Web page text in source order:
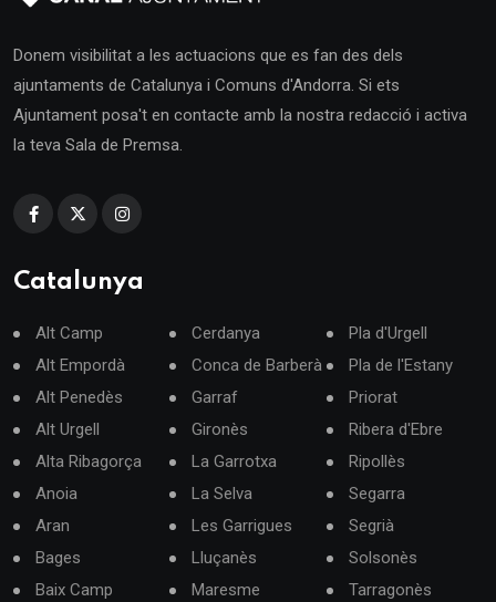
Donem visibilitat a les actuacions que es fan des dels
ajuntaments de Catalunya i Comuns d'Andorra. Si ets
Ajuntament posa't en contacte amb la nostra redacció i activa
la teva Sala de Premsa.
Catalunya
Alt Camp
Alt Empordà
Alt Penedès
Alt Urgell
Alta Ribagorça
Anoia
Aran
Bages
Baix Camp
Cerdanya
Conca de Barberà
Garraf
Gironès
La Garrotxa
La Selva
Les Garrigues
Lluçanès
Maresme
Pla d'Urgell
Pla de l'Estany
Priorat
Ribera d'Ebre
Ripollès
Segarra
Segrià
Solsonès
Tarragonès